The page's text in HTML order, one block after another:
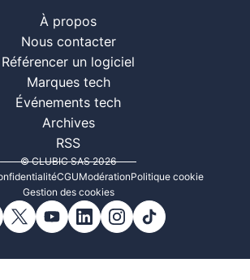
À propos
Nous contacter
Référencer un logiciel
Marques tech
Événements tech
Archives
RSS
© CLUBIC SAS 2026
CGUModérationPolitique cookie
Gestion des cookies